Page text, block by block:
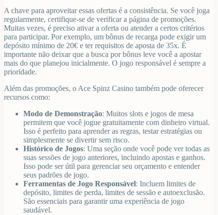
A chave para aproveitar essas ofertas é a consistência. Se você joga
regularmente, certifique-se de verificar a página de promoções.
Muitas vezes, é preciso ativar a oferta ou atender a certos critérios
para participar. Por exemplo, um bônus de recarga pode exigir um
depósito mínimo de 20€ e ter requisitos de aposta de 35x. É
importante não deixar que a busca por bônus leve você a apostar
mais do que planejou inicialmente. O jogo responsável é sempre a
prioridade.
Além das promoções, o Ace Spinz Casino também pode oferecer
recursos como:
Modo de Demonstração: Muitos slots e jogos de mesa
permitem que você jogue gratuitamente com dinheiro virtual.
Isso é perfeito para aprender as regras, testar estratégias ou
simplesmente se divertir sem risco.
Histórico de Jogos: Uma seção onde você pode ver todas as
suas sessões de jogo anteriores, incluindo apostas e ganhos.
Isso pode ser útil para gerenciar seu orçamento e entender
seus padrões de jogo.
Ferramentas de Jogo Responsável: Incluem limites de
depósito, limites de perda, limites de sessão e autoexclusão.
São essenciais para garantir uma experiência de jogo
saudável.